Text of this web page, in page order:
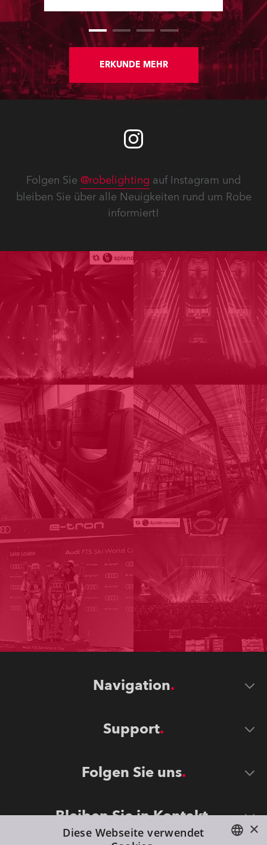
vibrant, and varied client base.
ERKUNDE MEHR
Folgen Sie @robelighting auf Instagram und
bleiben Sie über alle Neuigkeiten rund um Robe
informiert!
Navigation
Support
Folgen Sie uns
Bleiben Sie in Kontakt
×
Diese Webseite verwendet